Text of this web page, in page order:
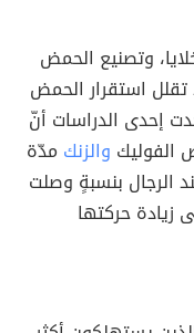
وتصنيع الحمض
استقرار الحمض
إحدى الدراسات أنّ
الفوليك والزنك مدّة
الرجال بنسبةٍ وصلت
زيادة حركتها